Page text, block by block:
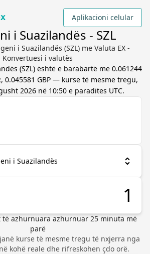
Aplikacioni celular
i Suazilandës - SZL
i Suazilandës (SZL) me Valuta EX -
Konvertuesi i valutës
(SZL) është e barabartë me 0.061244
0.045581 GBP— kurse të mesme tregu,
2026 në 10:50 e paradites UTC.
i Suazilandës
të azhurnuara azhurnuar 25minuta më
parë
kurse të mesme tregu të nxjerra nga
kohë reale dhe rifreskohen çdo orë.